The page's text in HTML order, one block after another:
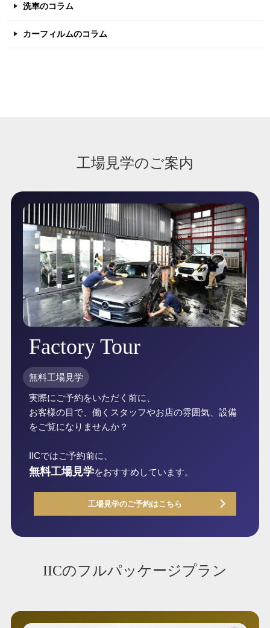
洗車のコラム
カーフィルムのコラム
工場見学のご案内
Factory Tour
無料工場見学
実際にご予約をいただく前に、
お客様の目で、働くスタッフやお店の雰囲気、設備
をご覧になりませんか？
IICではご予約前に、
無料工場見学をおすすめしています。
工場見学のご予約はこちら
IICのフルパッケージプラン